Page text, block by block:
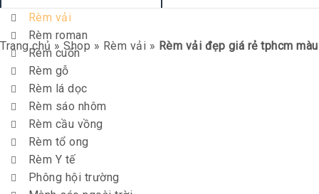
Rèm vải
Rèm roman
Rèm cuốn
Rèm gỗ
Rèm lá dọc
Rèm sáo nhôm
Rèm cầu vồng
Rèm tổ ong
Rèm Y tế
Phông hội trường
Trang chủ » Shop » Rèm vải » Rèm vải đẹp giá rẻ tphcm